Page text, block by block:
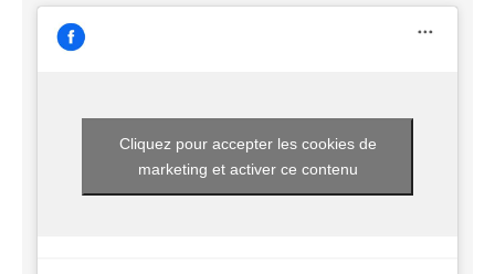
Cliquez pour accepter les cookies de
marketing et activer ce contenu